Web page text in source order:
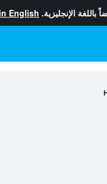
باللغة الإنجليزية. English